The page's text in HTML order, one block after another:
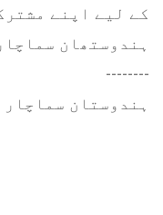
کے لیے اپنے
ہندوستھان سماچار
--------
ہندوستان